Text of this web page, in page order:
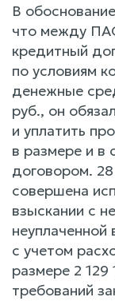
В
что между
кредитный
по условиям
денежные
руб., он
и уплатить
в размере и в
договором.
совершена
взыскании с
с учетом
размере 2
требований